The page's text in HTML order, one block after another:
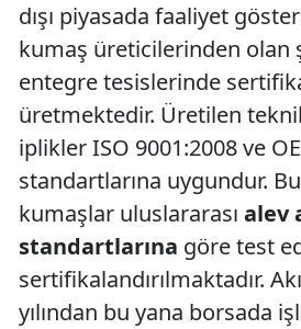
dışı piyasada faaliyet
kumaş üreticilerinden olan
entegre tesislerinde
üretmektedir. Üretilen
iplikler ISO 9001:2008 ve
standartlarına uygundur.
kumaşlar uluslararası alev
standartlarına göre test
sertifikalandırılmaktadır.
yılından bu yana borsada